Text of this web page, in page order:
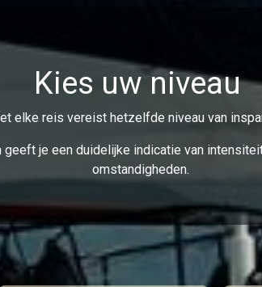
Kies uw niveau
elke reis vereist hetzelfde niveau van
je een duidelijke indicatie van
omstandigheden.